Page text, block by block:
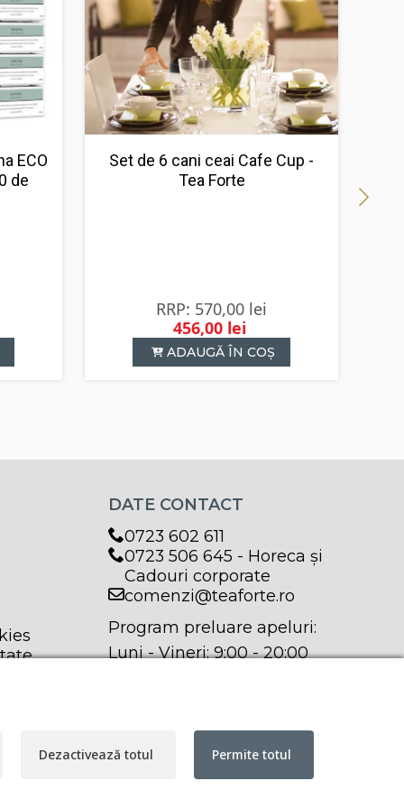
ECO
de
Set de 6 cani ceai Cafe Cup -
Tea Forte
570,00 lei
Prețul
inițial
456,00 lei
Prețul
curent
ADAUGĂ ÎN COȘ
DATE CONTACT
0723 602 611
0723 506 645 - Horeca și
Cadouri corporate
comenzi@teaforte.ro
Program preluare apeluri:
Luni - Vineri: 9:00 - 20:00
Dezactivează totul Permite totul